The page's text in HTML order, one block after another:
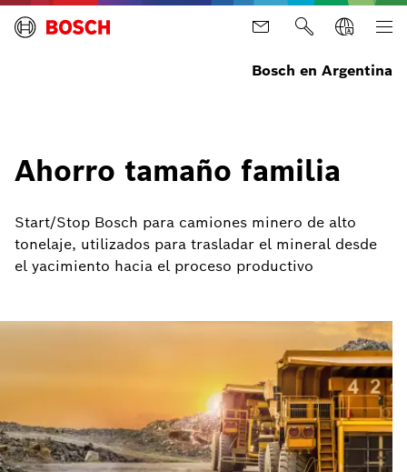
Bosch en Argentina
Ahorro tamaño familia
Start/Stop Bosch para camiones minero de alto
tonelaje, utilizados para trasladar el mineral desde
el yacimiento hacia el proceso productivo